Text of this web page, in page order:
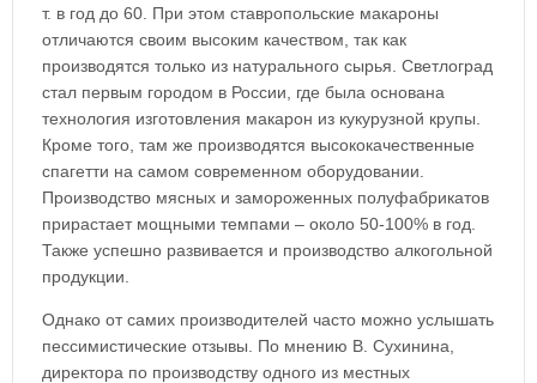
т. в год до 60. При этом ставропольские макароны
отличаются своим высоким качеством, так как
производятся только из натурального сырья. Светлоград
стал первым городом в России, где была основана
технология изготовления макарон из кукурузной крупы.
Кроме того, там же производятся высококачественные
спагетти на самом современном оборудовании.
Производство мясных и замороженных полуфабрикатов
прирастает мощными темпами – около 50-100% в год.
Также успешно развивается и производство алкогольной
продукции.
Однако от самих производителей часто можно услышать
пессимистические отзывы. По мнению В. Сухинина,
директора по производству одного из местных